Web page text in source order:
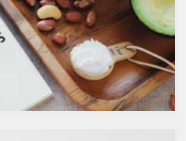
お伝えしましたが、ケルセチン
には抗菌抗ウィルス作用があり
ウイルスとの闘いを促進する可
能性があると言われています。
また、免疫力の維持に重要な働
きを持つ亜鉛との相乗効果もあ
ると考えられています。今回
は、このケルセチンの健康効果